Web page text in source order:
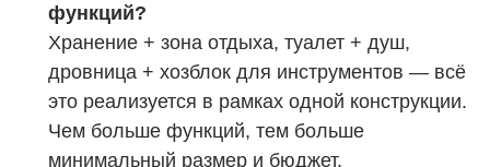
функций?
Хранение + зона отдыха, туалет + душ,
дровница + хозблок для инструментов — всё
это реализуется в рамках одной конструкции.
Чем больше функций, тем больше
минимальный размер и бюджет.